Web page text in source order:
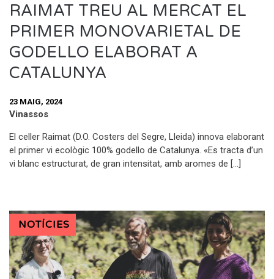
RAIMAT TREU AL MERCAT EL
PRIMER MONOVARIETAL DE
GODELLO ELABORAT A
CATALUNYA
23 MAIG, 2024
Vinassos
El celler Raimat (D.O. Costers del Segre, Lleida) innova elaborant
el primer vi ecològic 100% godello de Catalunya. «Es tracta d’un
vi blanc estructurat, de gran intensitat, amb aromes de […]
NOTÍCIES